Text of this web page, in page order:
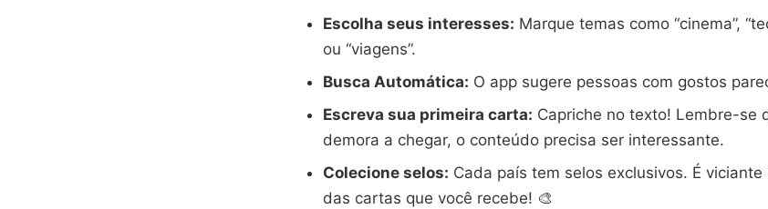
Escolha seus interesses: Marque temas como “cinema”,
ou “viagens”.
Busca Automática: O app sugere pessoas com gostos
Escreva sua primeira carta: Capriche no texto! Lembre-se
demora a chegar, o conteúdo precisa ser interessante.
Colecione selos: Cada país tem selos exclusivos. É
das cartas que você recebe! 🎨